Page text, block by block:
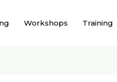
Workshops Training